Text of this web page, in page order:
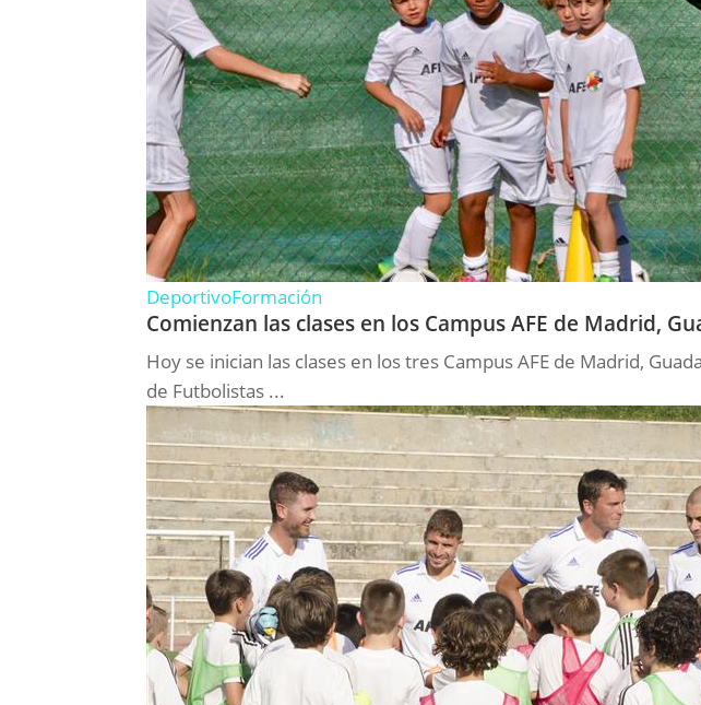
DeportivoFormación
Comienzan las clases en los Campus AFE de Madrid,
Hoy se inician las clases en los tres Campus AFE de Madrid,
de Futbolistas ...